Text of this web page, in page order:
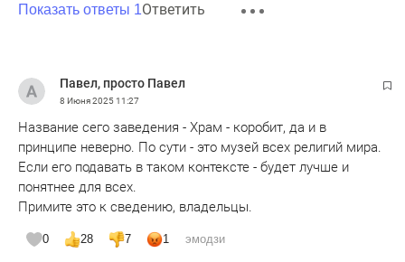
Показать ответы 1Ответить
Павел, просто Павел
8 Июня 202511:27
Название сего заведения - Храм - коробит, да и в
принципе неверно. По сути - это музей всех религий мира.
Если его подавать в таком контексте - будет лучше и
понятнее для всех.
Примите это к сведению, владельцы.
0 28 7 1 эмодзи